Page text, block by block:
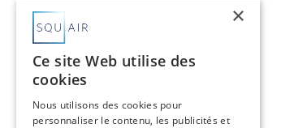
×
Ce site Web utilise des
cookies
Nous utilisons des cookies pour
personnaliser le contenu, les publicités et